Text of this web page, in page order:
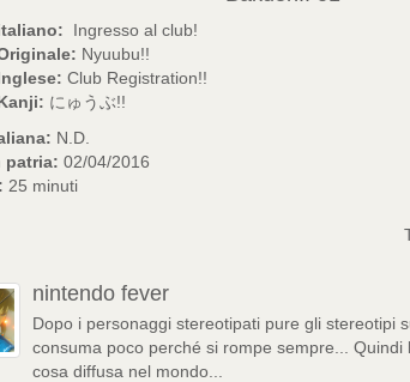
Ingresso al club!
Nyuubu!!
Club Registration!!
にゅうぶ!!
N.D.
patria: 02/04/2016
25 minuti
nintendo fever
Dopo i personaggi stereotipati pure gli stereotipi
consuma poco perché si rompe sempre... Quindi
cosa diffusa nel mondo...